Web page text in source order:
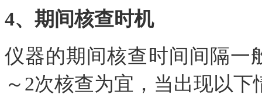
4、期间核查时机
仪器的期间核查时间间隔一
～2次核查为宜，当出现以